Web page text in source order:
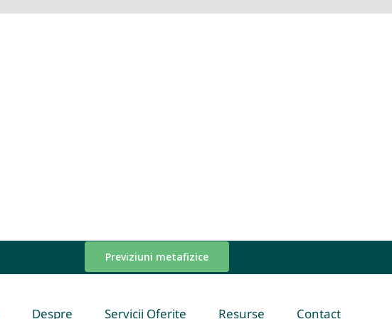
Previziuni metafizice
Despre Servicii Oferite Resurse Contact